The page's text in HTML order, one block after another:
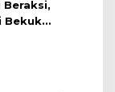
Beraksi,
Bekuk